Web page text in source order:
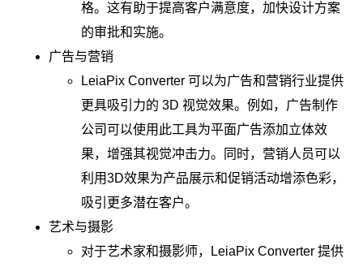
格。这有助于提高客户满意度，加快设计方案
的审批和实施。
广告与营销
LeiaPix Converter 可以为广告和营销行业提供
更具吸引力的 3D 视觉效果。例如，广告制作
公司可以使用此工具为平面广告添加立体效
果，增强其视觉冲击力。同时，营销人员可以
利用3D效果为产品展示和促销活动增添色彩，
吸引更多潜在客户。
艺术与摄影
对于艺术家和摄影师，LeiaPix Converter 提供